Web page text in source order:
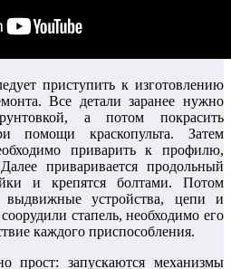
приступить к изготовлению
Все детали заранее нужно
а потом покрасить
помощи краскопульта. Затем
приварить к профилю,
приваривается продольный
и крепятся болтами. Потом
устройства, цепи и
стапель, необходимо его
каждого приспособления.
прост: запускаются механизмы